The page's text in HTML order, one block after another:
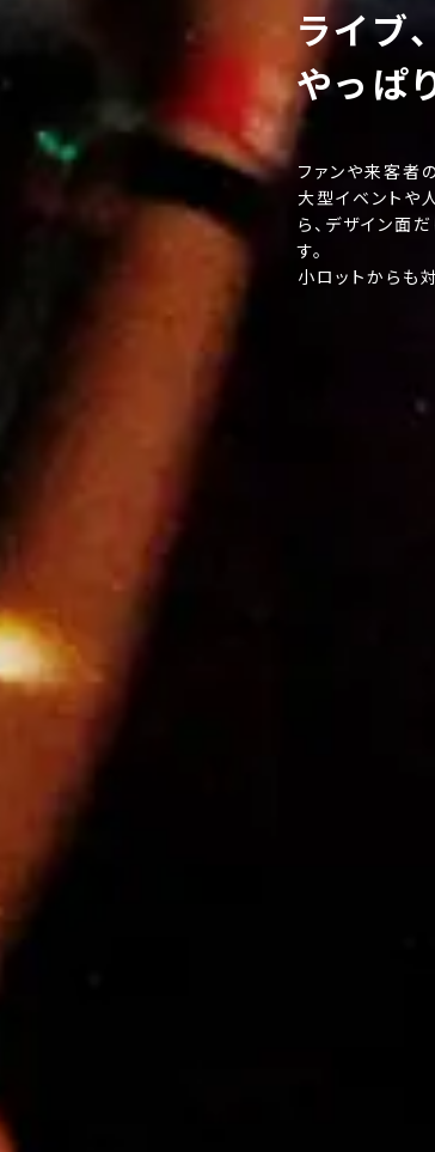
ライブ
やっぱ
ファンや来客者
大型イベントや
ら、デザイン面
す。
小ロットからも